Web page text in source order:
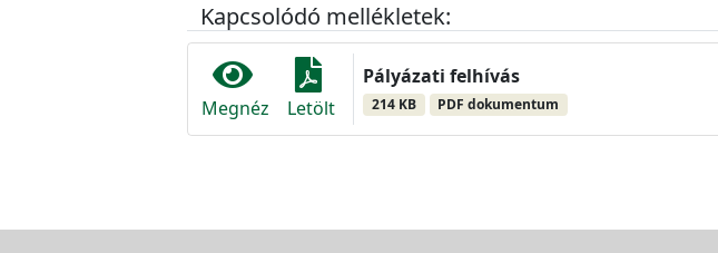
Kapcsolódó mellékletek:
Megnéz Letölt
Pályázati felhívás
214 KB PDF dokumentum